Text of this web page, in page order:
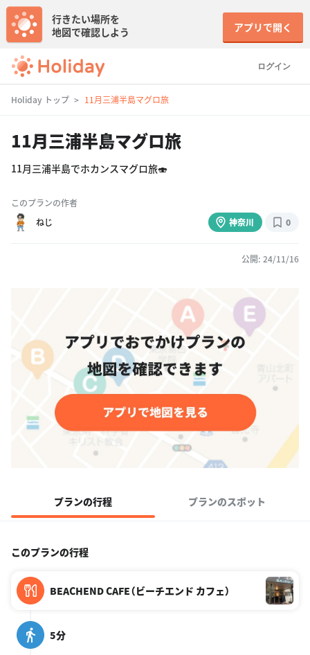
ログイン
行きたい場所を
地図で確認しよう
アプリで開く
Holiday トップ 11月三浦半島マグロ旅
11月三浦半島マグロ旅
11月三浦半島でホカンスマグロ旅🍣
このプランの作者
ねじ
神奈川 0
公開: 24/11/16
プランの行程 プランのスポット
このプランの行程
BEACHEND CAFE（ビーチエンド カフェ）
5分